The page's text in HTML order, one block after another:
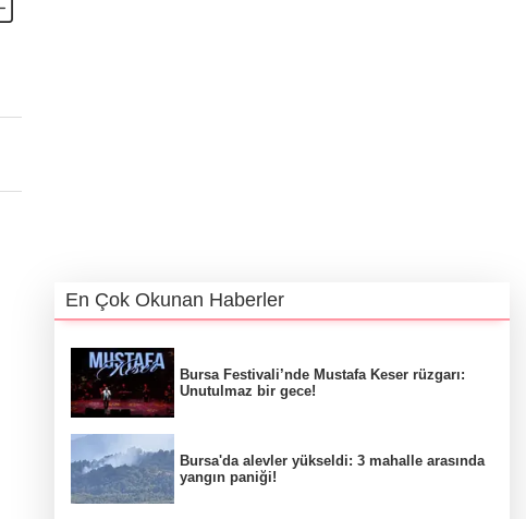
En Çok Okunan Haberler
Bursa Festivali’nde Mustafa Keser rüzgarı:
Unutulmaz bir gece!
Bursa'da alevler yükseldi: 3 mahalle arasında
yangın paniği!